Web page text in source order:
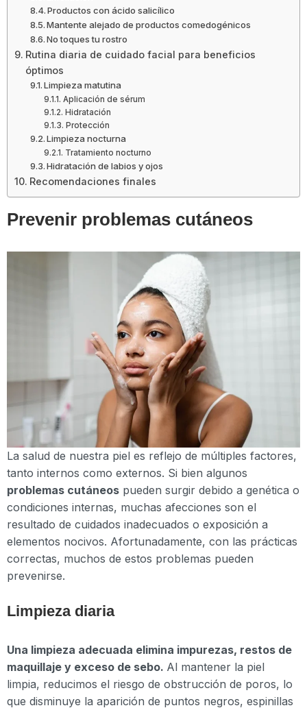
Productos con ácido salicílico
Mantente alejado de productos comedogénicos
No toques tu rostro
Rutina diaria de cuidado facial para beneficios
óptimos
Limpieza matutina
Aplicación de sérum
Hidratación
Protección
Limpieza nocturna
Tratamiento nocturno
Hidratación de labios y ojos
Recomendaciones finales
Prevenir problemas cutáneos
La salud de nuestra piel es reflejo de múltiples factores,
tanto internos como externos. Si bien algunos
problemas cutáneos pueden surgir debido a genética o
condiciones internas, muchas afecciones son el
resultado de cuidados inadecuados o exposición a
elementos nocivos. Afortunadamente, con las prácticas
correctas, muchos de estos problemas pueden
prevenirse.
Limpieza diaria
Una limpieza adecuada elimina impurezas, restos de
maquillaje y exceso de sebo. Al mantener la piel
limpia, reducimos el riesgo de obstrucción de poros, lo
que disminuye la aparición de puntos negros, espinillas